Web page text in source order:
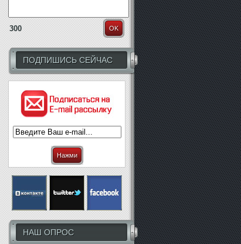
300 OK
ПОДПИШИСЬ СЕЙЧАС
Нажми
НАШ ОПРОС